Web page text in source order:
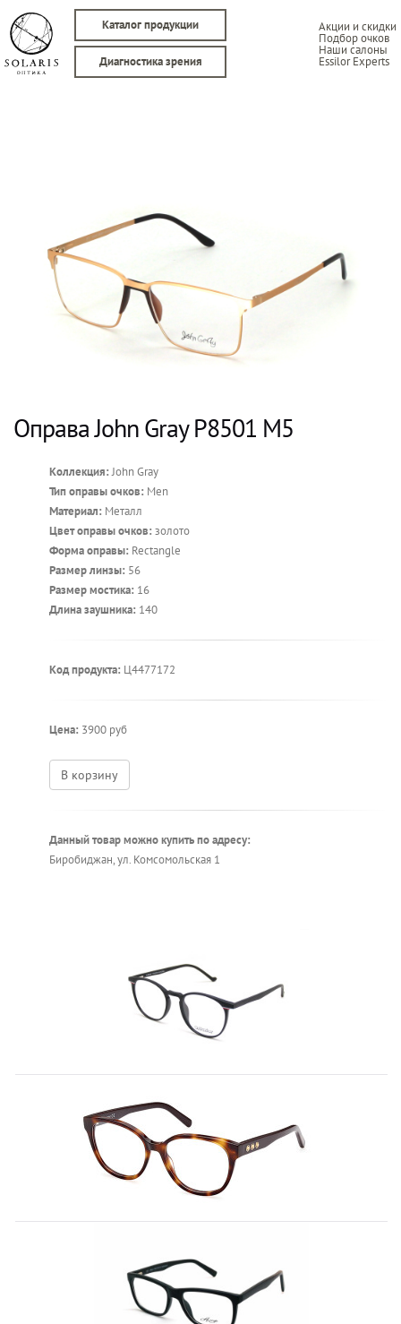
Каталог продукции Акции и скидки
Подбор очков
Наши салоны
Essilor Experts
Диагностика зрения
Оправа John Gray P8501 M5
Коллекция:John Gray
Тип оправы очков: Men
Материал: Металл
Цвет оправы очков: золото
Форма оправы: Rectangle
Размер линзы: 56
Размер мостика: 16
Длина заушника: 140
Код продукта: Ц4477172
Цена: 3900 руб
В корзину
Данный товар можно купить по адресу:
Биробиджан, ул. Комсомольская 1